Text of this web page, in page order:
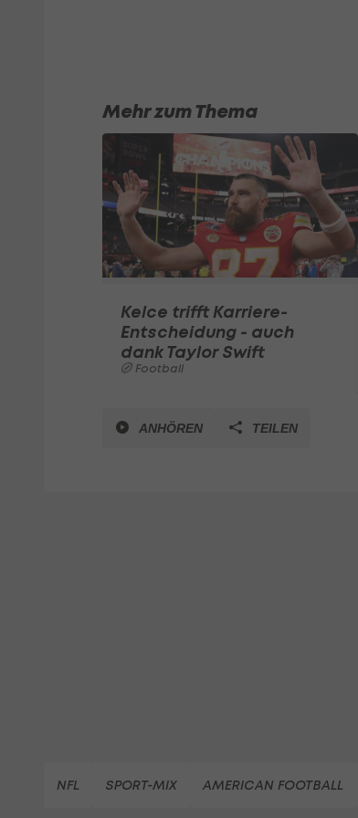
Mehr zum Thema
Kelce trifft Karriere-
Entscheidung - auch
dank Taylor Swift
Football
ANHÖREN TEILEN
NFL SPORT-MIX AMERICAN FOOTBALL